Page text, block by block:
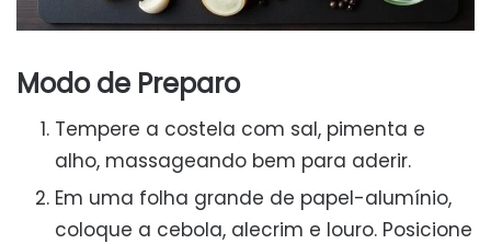
Modo de Preparo
Tempere a costela com sal, pimenta e
alho, massageando bem para aderir.
Em uma folha grande de papel-alumínio,
coloque a cebola, alecrim e louro. Posicione